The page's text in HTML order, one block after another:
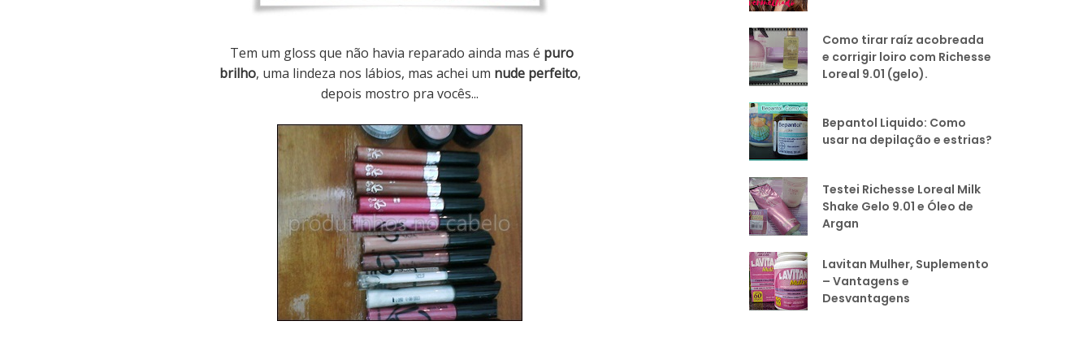
Tem um gloss que não havia reparado ainda mas é puro
brilho, uma lindeza nos lábios, mas achei um nude perfeito,
depois mostro pra vocês...
Como tirar raíz acobreada
e corrigir loiro com Richesse
Loreal 9.01 (gelo).
Bepantol Liquido: Como
usar na depilação e estrias?
Testei Richesse Loreal Milk
Shake Gelo 9.01 e Óleo de
Argan
Lavitan Mulher, Suplemento
– Vantagens e
Desvantagens